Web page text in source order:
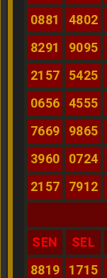
0881
4802
8291
9095
2157
5425
0656
4555
7669
9865
3960
0724
2157
7912
SEN
SEL
8819
1715